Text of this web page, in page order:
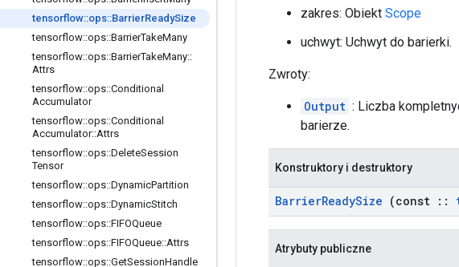
tensorflow::ops::BarrierReadySize
tensorflow::ops::BarrierTakeMany
tensorflow::ops::BarrierTakeMany::
Attrs
tensorflow::ops::Conditional
Accumulator
tensorflow::ops::Conditional
Accumulator::Attrs
tensorflow::ops::DeleteSession
Tensor
tensorflow::ops::DynamicPartition
tensorflow::ops::DynamicStitch
tensorflow::ops::FIFOQueue
tensorflow::ops::FIFOQueue::Attrs
tensorflow::ops::GetSessionHandle
zakres: Obiekt Scope
uchwyt: Uchwyt do barierki.
Zwroty:
Output : Liczba
barierze.
Konstruktory i destruktory
BarrierReadySize (const ::
Atrybuty publiczne